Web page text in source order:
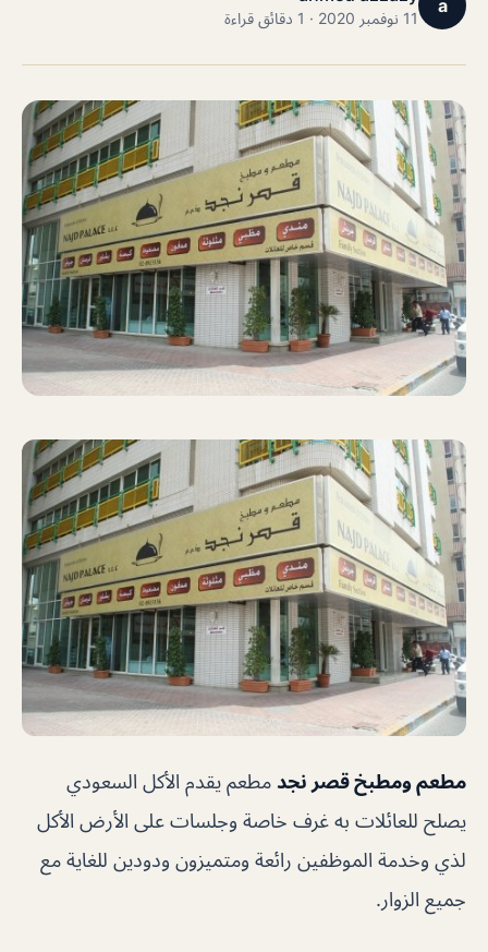
a
11 نوفمبر 2020 · 1 دقائق قراءة
مطعم ومطبخ قصر نجد مطعم يقدم الأكل السعودي
يصلح للعائلات به غرف خاصة وجلسات على الأرض الأكل
لذي وخدمة الموظفين رائعة ومتميزون ودودين للغاية مع
جميع الزوار.